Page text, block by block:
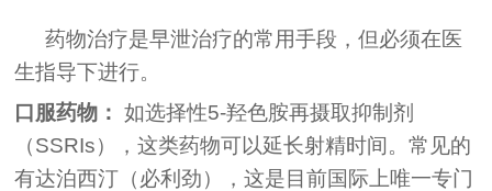
药物治疗是早泄治疗的常用手段，但必须在医
生指导下进行。
口服药物： 如选择性5-羟色胺再摄取抑制剂
（SSRIs），这类药物可以延长射精时间。常见的
有达泊西汀（必利劲），这是目前国际上唯一专门